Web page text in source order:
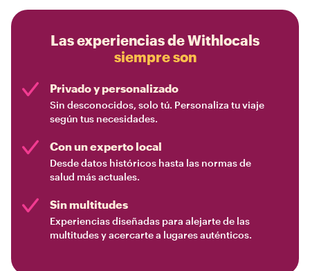
Las experiencias de Withlocals
siempre son
Privado y personalizado
Sin desconocidos, solo tú. Personaliza tu viaje
según tus necesidades.
Con un experto local
Desde datos históricos hasta las normas de
salud más actuales.
Sin multitudes
Experiencias diseñadas para alejarte de las
multitudes y acercarte a lugares auténticos.